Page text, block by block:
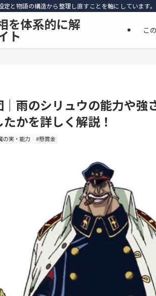
定と物語の構造から整理し直すことを軸にしていま
を体系的に解
ト こ
雨のシリュウの能力や強
かを詳しく解説！
の実・能力 #懸賞金